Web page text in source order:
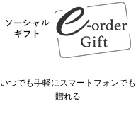
いつでも手軽にスマートフォンでも
贈れる